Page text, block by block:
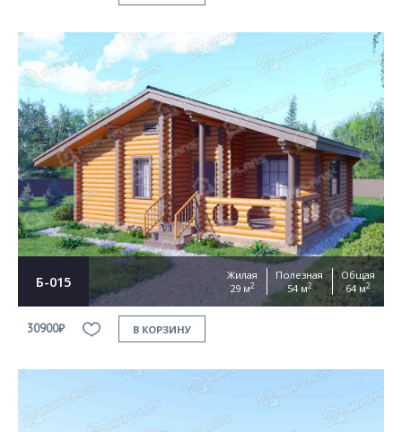
Б-015
Жилая
29 м2
Полезная
54 м2
Общая
64 м2
30900₽ В КОРЗИНУ